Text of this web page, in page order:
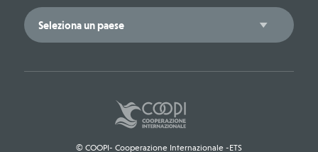
© COOPI- Cooperazione Internazionale -ETS